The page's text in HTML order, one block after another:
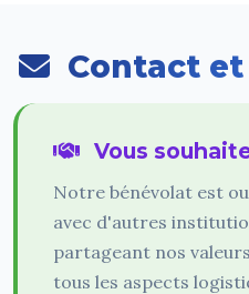
Contact
Vous
Notre bénévolat est
avec d'autres
partageant nos
tous les aspects